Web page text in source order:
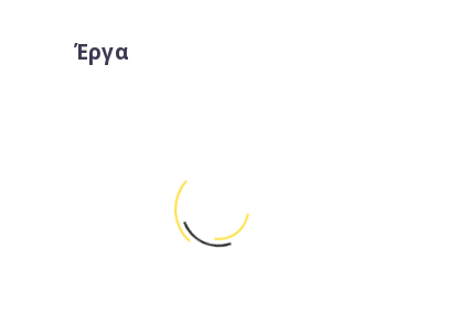
Έργα